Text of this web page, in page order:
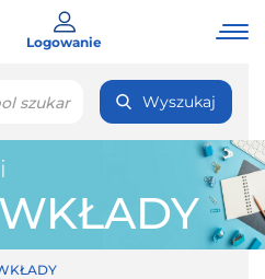
Logowanie
Wyszukaj